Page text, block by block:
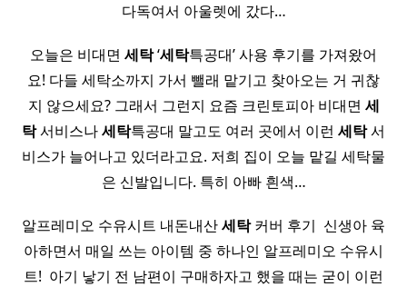
다독여서 아울렛에 갔다…
오늘은 비대면 세탁‘세탁특공대’ 사용 후기를 가져왔어
요! 다들 세탁소까지 가서 뺄래 맡기고 찾아오는 거 귀찮
지 않으세요? 그래서 그런지 요즘 크린토피아 비대면 세
탁서비스나세탁특공대 말고도 여러 곳에서 이런 세탁서
비스가 늘어나고 있더라고요. 저희 집이 오늘 맡길 세탁물
은 신발입니다. 특히 아빠 흰색…
알프레미오 수유시트 내돈내산세탁커버 후기 ​ 신생아 육
아하면서 매일 쓰는 아이템 중 하나인 알프레미오 수유시
트! ​ 아기 낳기 전 남편이 구매하자고 했을 때는 굳이 이런